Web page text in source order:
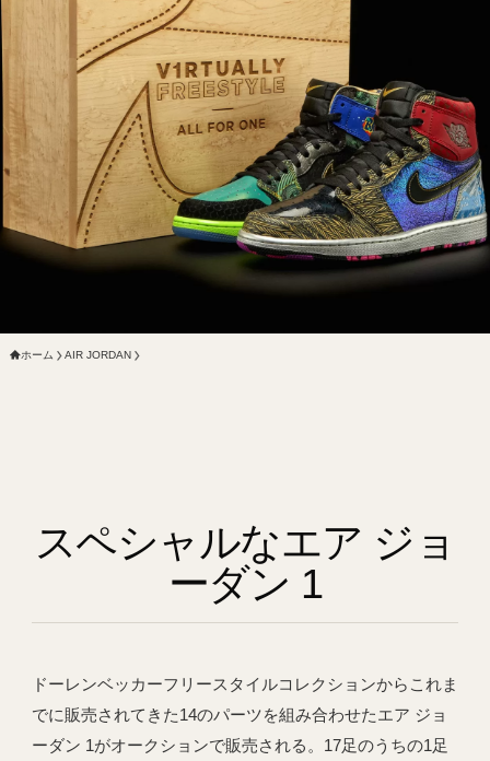
ホーム AIR JORDAN
スペシャルなエア ジョ
ーダン 1
ドーレンベッカーフリースタイルコレクションからこれま
でに販売されてきた14のパーツを組み合わせたエア ジョ
ーダン 1がオークションで販売される。17足のうちの1足